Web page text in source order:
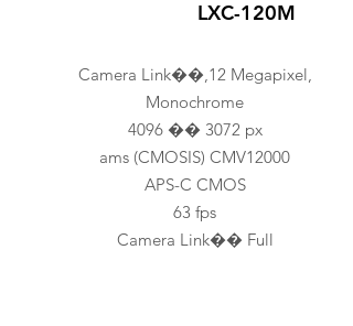
LXC-120M
Camera Link��,12 Megapixel,
Monochrome
4096 �� 3072 px
ams (CMOSIS) CMV12000
APS-C CMOS
63 fps
Camera Link�� Full